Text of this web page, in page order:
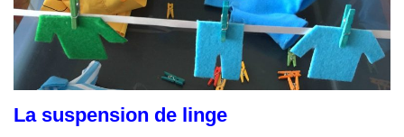
La suspension de linge